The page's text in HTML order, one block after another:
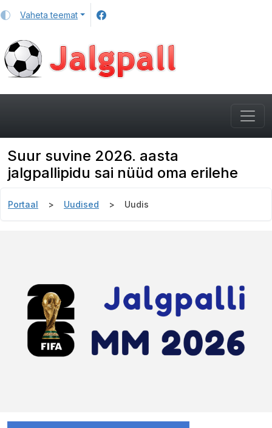
Vaheta teemat
Suur suvine 2026. aasta
jalgpallipidu sai nüüd oma erilehe
Portaal Uudised Uudis